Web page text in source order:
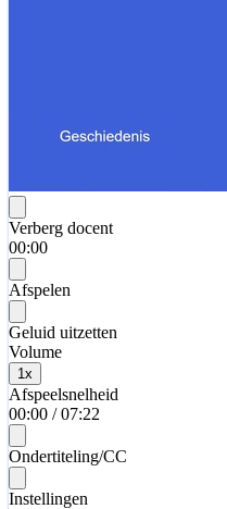
Verberg docent
00:00
Afspelen
Geluid uitzetten
Volume
1 x
Afspeelsnelheid
00:00 / 07:22
Ondertiteling/CC
Instellingen